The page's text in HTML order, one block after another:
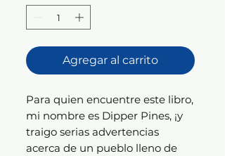
Agregar al carrito
Para quien encuentre este libro,
mi nombre es Dipper Pines, ¡y
traigo serias advertencias
acerca de un pueblo lleno de